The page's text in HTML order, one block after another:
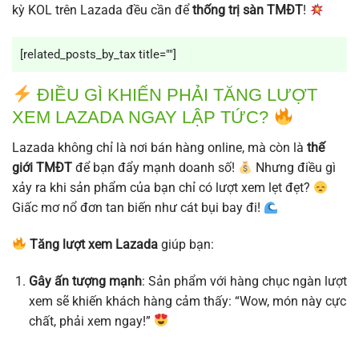
kỳ KOL trên Lazada đều cần để thống trị sàn TMĐT!
[related_posts_by_tax title=""]
ĐIỀU GÌ KHIẾN PHẢI TĂNG LƯỢT
XEM LAZADA NGAY LẬP TỨC?
Lazada không chỉ là nơi bán hàng online, mà còn là thế
giới TMĐT để bạn đẩy mạnh doanh số!
Nhưng điều gì
xảy ra khi sản phẩm của bạn chỉ có lượt xem lẹt đẹt?
Giấc mơ nổ đơn tan biến như cát bụi bay đi!
Tăng lượt xem Lazada giúp bạn:
Gây ấn tượng mạnh: Sản phẩm với hàng chục ngàn lượt
xem sẽ khiến khách hàng cảm thấy: “Wow, món này cực
chất, phải xem ngay!”